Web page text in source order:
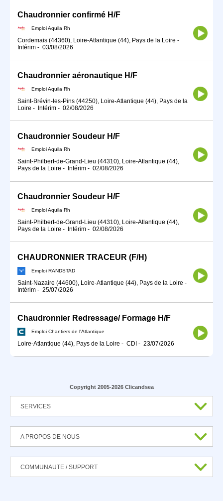
Chaudronnier confirmé H/F
Emploi Aquila Rh
Cordemais (44360), Loire-Atlantique (44), Pays de la Loire -
Intérim - 03/08/2026
Chaudronnier aéronautique H/F
Emploi Aquila Rh
Saint-Brévin-les-Pins (44250), Loire-Atlantique (44), Pays de la
Loire - Intérim - 02/08/2026
Chaudronnier Soudeur H/F
Emploi Aquila Rh
Saint-Philbert-de-Grand-Lieu (44310), Loire-Atlantique (44),
Pays de la Loire - Intérim - 02/08/2026
Chaudronnier Soudeur H/F
Emploi Aquila Rh
Saint-Philbert-de-Grand-Lieu (44310), Loire-Atlantique (44),
Pays de la Loire - Intérim - 02/08/2026
CHAUDRONNIER TRACEUR (F/H)
Emploi RANDSTAD
Saint-Nazaire (44600), Loire-Atlantique (44), Pays de la Loire -
Intérim - 25/07/2026
Chaudronnier Redressage/ Formage H/F
Emploi Chantiers de l'Atlantique
Loire-Atlantique (44), Pays de la Loire - CDI - 23/07/2026
Copyright 2005-2026 Clicandsea
SERVICES
A PROPOS DE NOUS
COMMUNAUTE / SUPPORT